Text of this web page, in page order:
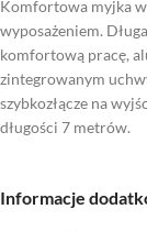
Komfortowa myjka
wyposażeniem.
komfortową pracę,
zintegrowanym
szybkozłącze na
długości 7 metrów.
Informacje